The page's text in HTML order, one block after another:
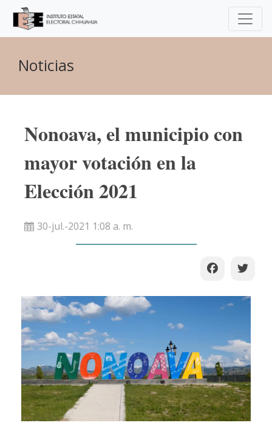
Noticias
Nonoava, el municipio con
mayor votación en la
Elección 2021
30-jul.-2021 1:08 a. m.